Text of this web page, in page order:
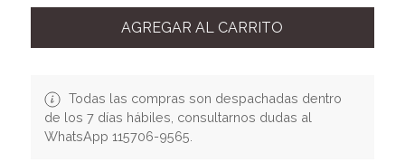
AGREGAR AL CARRITO
Todas las compras son despachadas dentro
de los 7 días hábiles, consultarnos dudas al
WhatsApp 115706-9565.